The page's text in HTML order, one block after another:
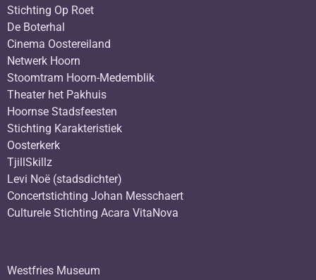
Stichting Op Roet
De Boterhal
Cinema Oostereiland
Netwerk Hoorn
Stoomtram Hoorn-Medemblik
Theater het Pakhuis
Hoornse Stadsfeesten
Stichting Karakteristiek
Oosterkerk
TjillSkillz
Levi Noë (stadsdichter)
Concertstichting Johan Messchaert
Culturele Stichting Acara VitaNova
Westfries Museum